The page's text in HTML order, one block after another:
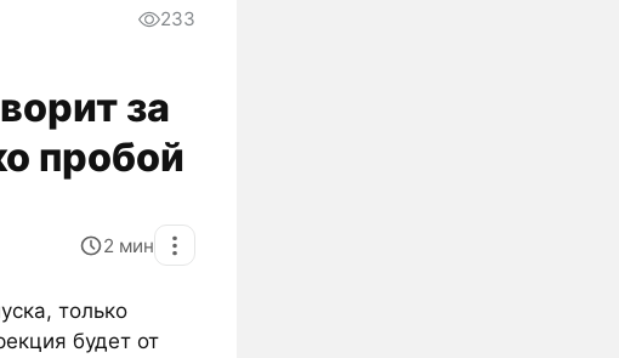
233
за
пробой
2 мин
только
будет от